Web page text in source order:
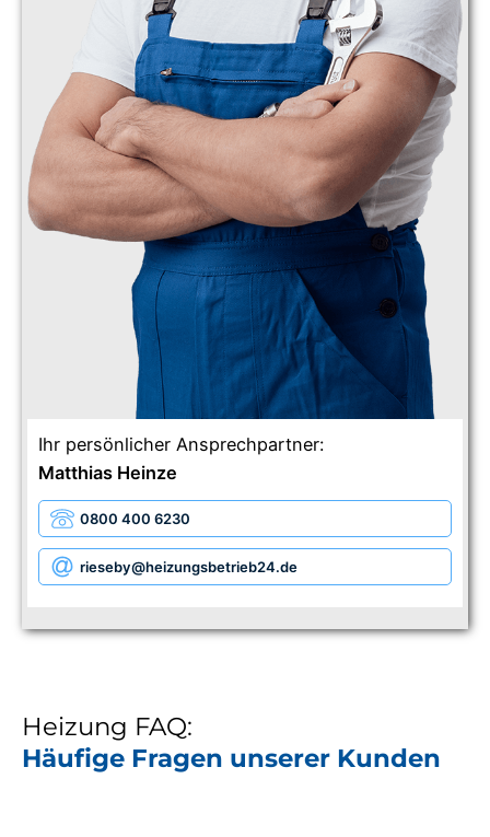
Ihr persönlicher Ansprechpartner:
Matthias Heinze
0800 400 6230
rieseby@heizungsbetrieb24.de
Heizung FAQ:
Häufige Fragen unserer Kunden